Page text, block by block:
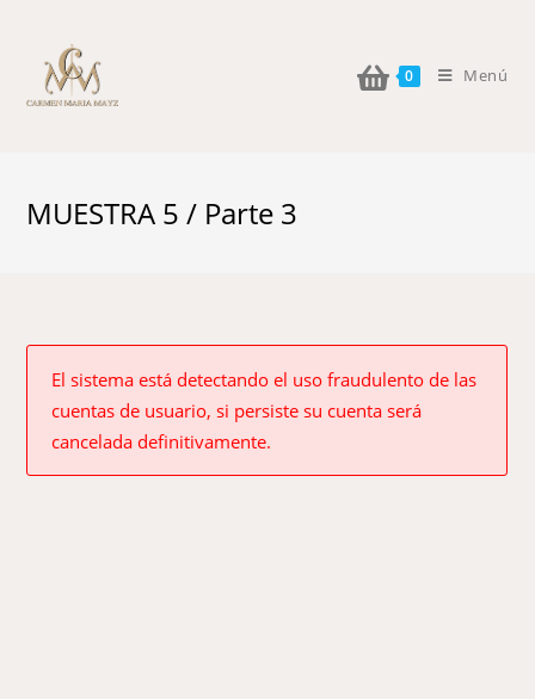
0 Menú
MUESTRA 5 / Parte 3
El sistema está detectando el uso fraudulento de las
cuentas de usuario, si persiste su cuenta será
cancelada definitivamente.